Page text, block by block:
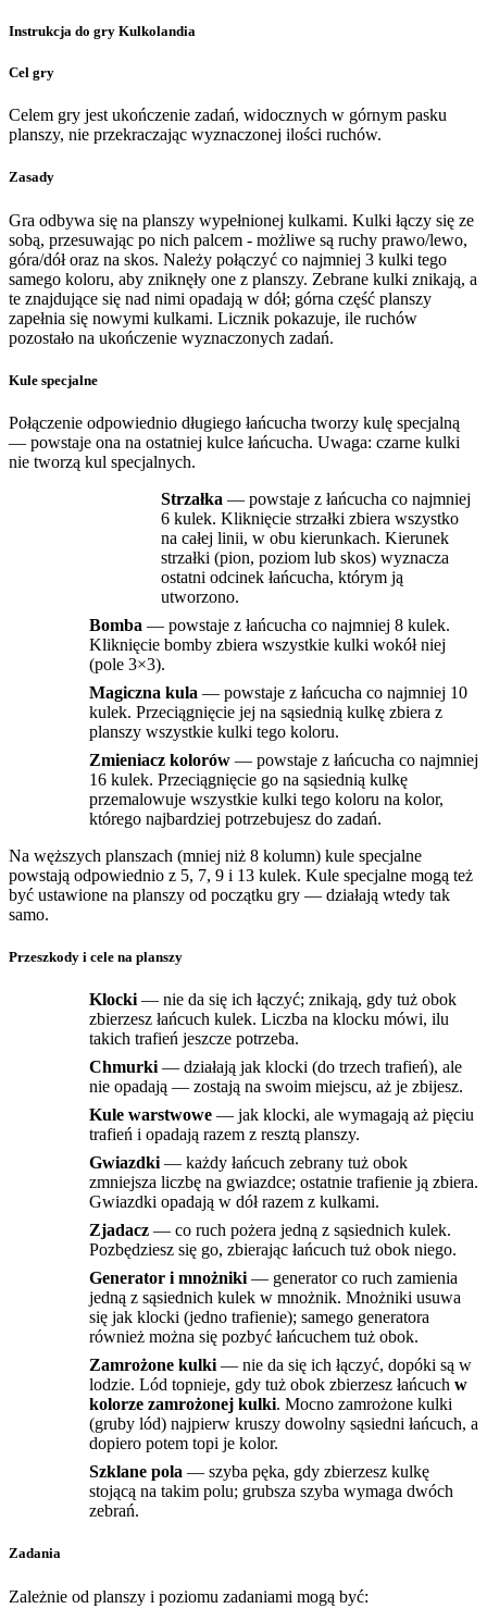
Instrukcja do gry Kulkolandia
Cel gry
Celem gry jest ukończenie zadań, widocznych w górnym pasku
planszy, nie przekraczając wyznaczonej ilości ruchów.
Zasady
Gra odbywa się na planszy wypełnionej kulkami. Kulki łączy się ze
sobą, przesuwając po nich palcem - możliwe są ruchy prawo/lewo,
góra/dół oraz na skos. Należy połączyć co najmniej 3 kulki tego
samego koloru, aby zniknęły one z planszy. Zebrane kulki znikają, a
te znajdujące się nad nimi opadają w dół; górna część planszy
zapełnia się nowymi kulkami. Licznik pokazuje, ile ruchów
pozostało na ukończenie wyznaczonych zadań.
Kule specjalne
Połączenie odpowiednio długiego łańcucha tworzy kulę specjalną
— powstaje ona na ostatniej kulce łańcucha. Uwaga: czarne kulki
nie tworzą kul specjalnych.
Strzałka — powstaje z łańcucha co najmniej
6 kulek. Kliknięcie strzałki zbiera wszystko
na całej linii, w obu kierunkach. Kierunek
strzałki (pion, poziom lub skos) wyznacza
ostatni odcinek łańcucha, którym ją
utworzono.
Bomba — powstaje z łańcucha co najmniej 8 kulek.
Kliknięcie bomby zbiera wszystkie kulki wokół niej
(pole 3×3).
Magiczna kula — powstaje z łańcucha co najmniej 10
kulek. Przeciągnięcie jej na sąsiednią kulkę zbiera z
planszy wszystkie kulki tego koloru.
Zmieniacz kolorów — powstaje z łańcucha co najmniej
16 kulek. Przeciągnięcie go na sąsiednią kulkę
przemalowuje wszystkie kulki tego koloru na kolor,
którego najbardziej potrzebujesz do zadań.
Na węższych planszach (mniej niż 8 kolumn) kule specjalne
powstają odpowiednio z 5, 7, 9 i 13 kulek. Kule specjalne mogą też
być ustawione na planszy od początku gry — działają wtedy tak
samo.
Przeszkody i cele na planszy
Klocki — nie da się ich łączyć; znikają, gdy tuż obok
zbierzesz łańcuch kulek. Liczba na klocku mówi, ilu
takich trafień jeszcze potrzeba.
Chmurki — działają jak klocki (do trzech trafień), ale
nie opadają — zostają na swoim miejscu, aż je zbijesz.
Kule warstwowe — jak klocki, ale wymagają aż pięciu
trafień i opadają razem z resztą planszy.
Gwiazdki — każdy łańcuch zebrany tuż obok
zmniejsza liczbę na gwiazdce; ostatnie trafienie ją zbiera.
Gwiazdki opadają w dół razem z kulkami.
Zjadacz — co ruch pożera jedną z sąsiednich kulek.
Pozbędziesz się go, zbierając łańcuch tuż obok niego.
Generator i mnożniki — generator co ruch zamienia
jedną z sąsiednich kulek w mnożnik. Mnożniki usuwa
się jak klocki (jedno trafienie); samego generatora
również można się pozbyć łańcuchem tuż obok.
Zamrożone kulki — nie da się ich łączyć, dopóki są w
lodzie. Lód topnieje, gdy tuż obok zbierzesz łańcuch w
kolorze zamrożonej kulki. Mocno zamrożone kulki
(gruby lód) najpierw kruszy dowolny sąsiedni łańcuch, a
dopiero potem topi je kolor.
Szklane pola — szyba pęka, gdy zbierzesz kulkę
stojącą na takim polu; grubsza szyba wymaga dwóch
zebrań.
Zadania
Zależnie od planszy i poziomu zadaniami mogą być: